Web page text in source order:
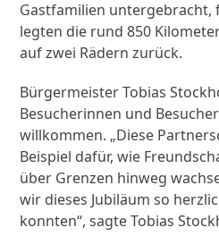
Gastfamilien
legten die rund 850
auf zwei Rädern zurück.
Bürgermeister Tobias
Besucherinnen und
willkommen. „Diese
Beispiel dafür, wie
über Grenzen hinweg
wir dieses Jubiläum so
konnten“, sagte Tobias